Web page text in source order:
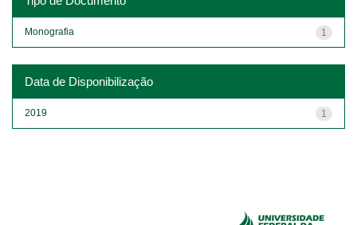
1
Monografia
Data de Disponibilização
1
2019